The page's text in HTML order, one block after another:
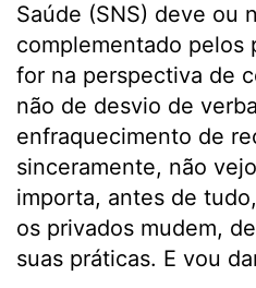
Saúde (SNS) deve ou
complementado pelos
for na perspectiva de
não de desvio de
enfraquecimento de
sinceramente, não
importa, antes de
os privados mudem,
suas práticas. E vou